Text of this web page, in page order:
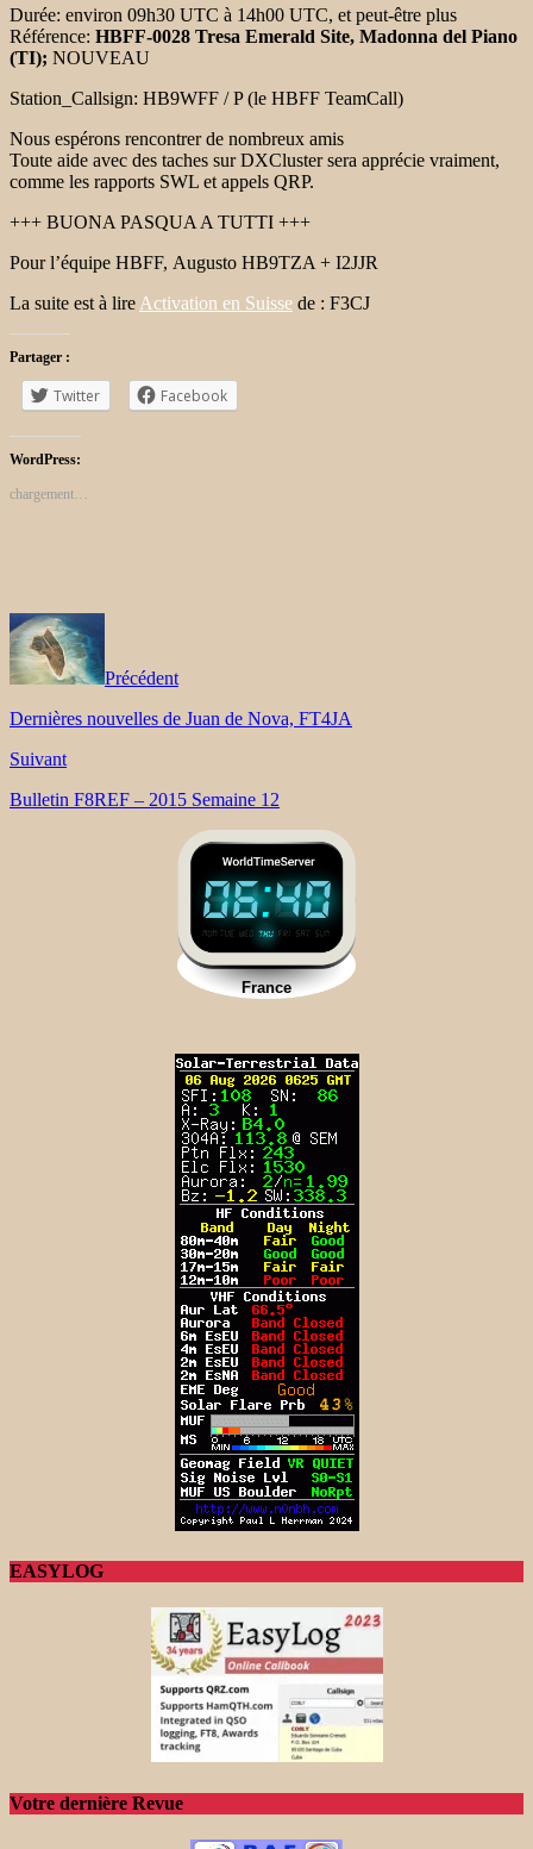
Durée: environ 09h30 UTC à 14h00 UTC, et peut-être plus
Référence: HBFF-0028 Tresa Emerald Site, Madonna del Piano
(TI); NOUVEAU
Station_Callsign: HB9WFF / P(le HBFF TeamCall)
Nous espérons rencontrer de nombreux amis
Toute aide avec des taches sur DXCluster sera apprécie vraiment,
comme les rapports SWL et appels QRP.
+++ BUONA PASQUA A TUTTI +++
Pour l’équipe HBFF, Augusto HB9TZA + I2JJR
La suite est à lire Activation en Suisse de : F3CJ
Partager :
Twitter Facebook
WordPress:
chargement…
Précédent
Dernières nouvelles de Juan de Nova, FT4JA
Suivant
Bulletin F8REF – 2015 Semaine 12
EASYLOG
Votre dernière Revue